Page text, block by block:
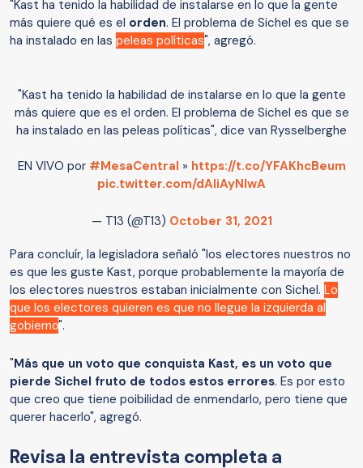
"Kast ha tenido la habilidad de instalarse en lo que la gente
más quiere qué es el orden. El problema de Sichel es que se
ha instalado en las peleas políticas", agregó.
"Kast ha tenido la habilidad de instalarse en lo que la gente
más quiere que es el orden. El problema de Sichel es que se
ha instalado en las peleas políticas", dice van Rysselberghe
EN VIVO por #MesaCentral » https://t.co/YFAKhcBeum
pic.twitter.com/dAIiAyNIwA
— T13 (@T13) October 31, 2021
Para concluír, la legisladora señaló "los electores nuestros no
es que les guste Kast, porque probablemente la mayoría de
los electores nuestros estaban inicialmente con Sichel. Lo
que los electores quieren es que no llegue la izquierda al
gobierno".
"Más que un voto que conquista Kast, es un voto que
pierde Sichel fruto de todos estos errores. Es por esto
que creo que tiene poibilidad de enmendarlo, pero tiene que
querer hacerlo", agregó.
Revisa la entrevista completa a